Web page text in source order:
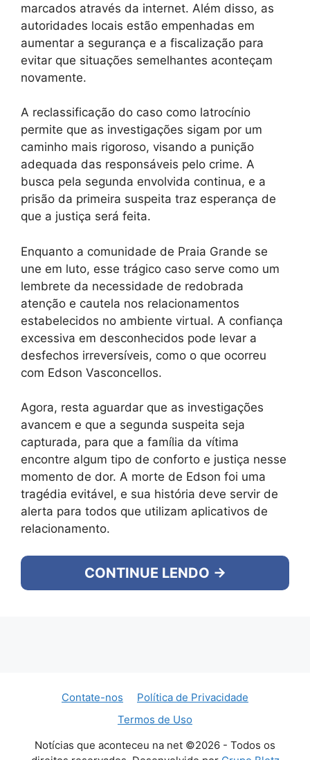
marcados através da internet. Além disso, as
autoridades locais estão empenhadas em
aumentar a segurança e a fiscalização para
evitar que situações semelhantes aconteçam
novamente.
A reclassificação do caso como latrocínio
permite que as investigações sigam por um
caminho mais rigoroso, visando a punição
adequada das responsáveis pelo crime. A
busca pela segunda envolvida continua, e a
prisão da primeira suspeita traz esperança de
que a justiça será feita.
Enquanto a comunidade de Praia Grande se
une em luto, esse trágico caso serve como um
lembrete da necessidade de redobrada
atenção e cautela nos relacionamentos
estabelecidos no ambiente virtual. A confiança
excessiva em desconhecidos pode levar a
desfechos irreversíveis, como o que ocorreu
com Edson Vasconcellos.
Agora, resta aguardar que as investigações
avancem e que a segunda suspeita seja
capturada, para que a família da vítima
encontre algum tipo de conforto e justiça nesse
momento de dor. A morte de Edson foi uma
tragédia evitável, e sua história deve servir de
alerta para todos que utilizam aplicativos de
relacionamento.
CONTINUE LENDO →
Contate-nos
Política de Privacidade
Termos de Uso
Notícias que aconteceu na net ©2026 - Todos os